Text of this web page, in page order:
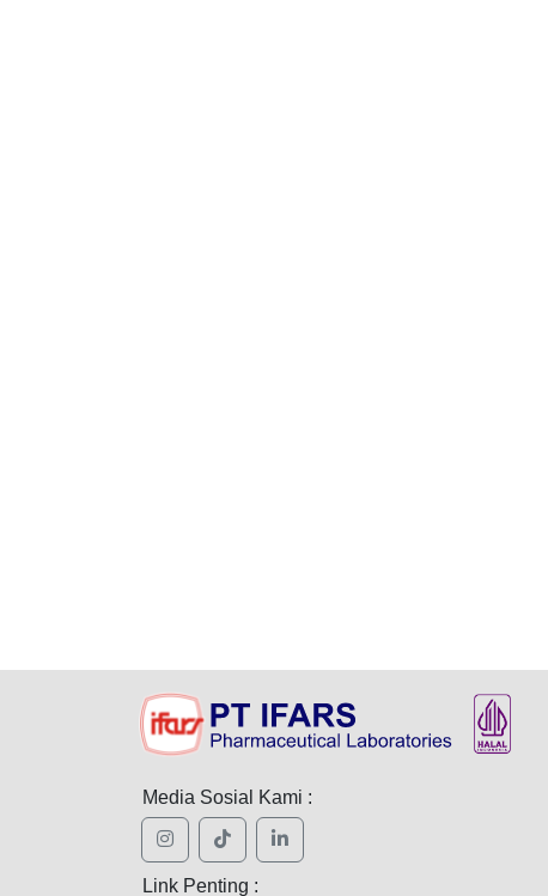
Media Sosial Kami :
Link Penting :